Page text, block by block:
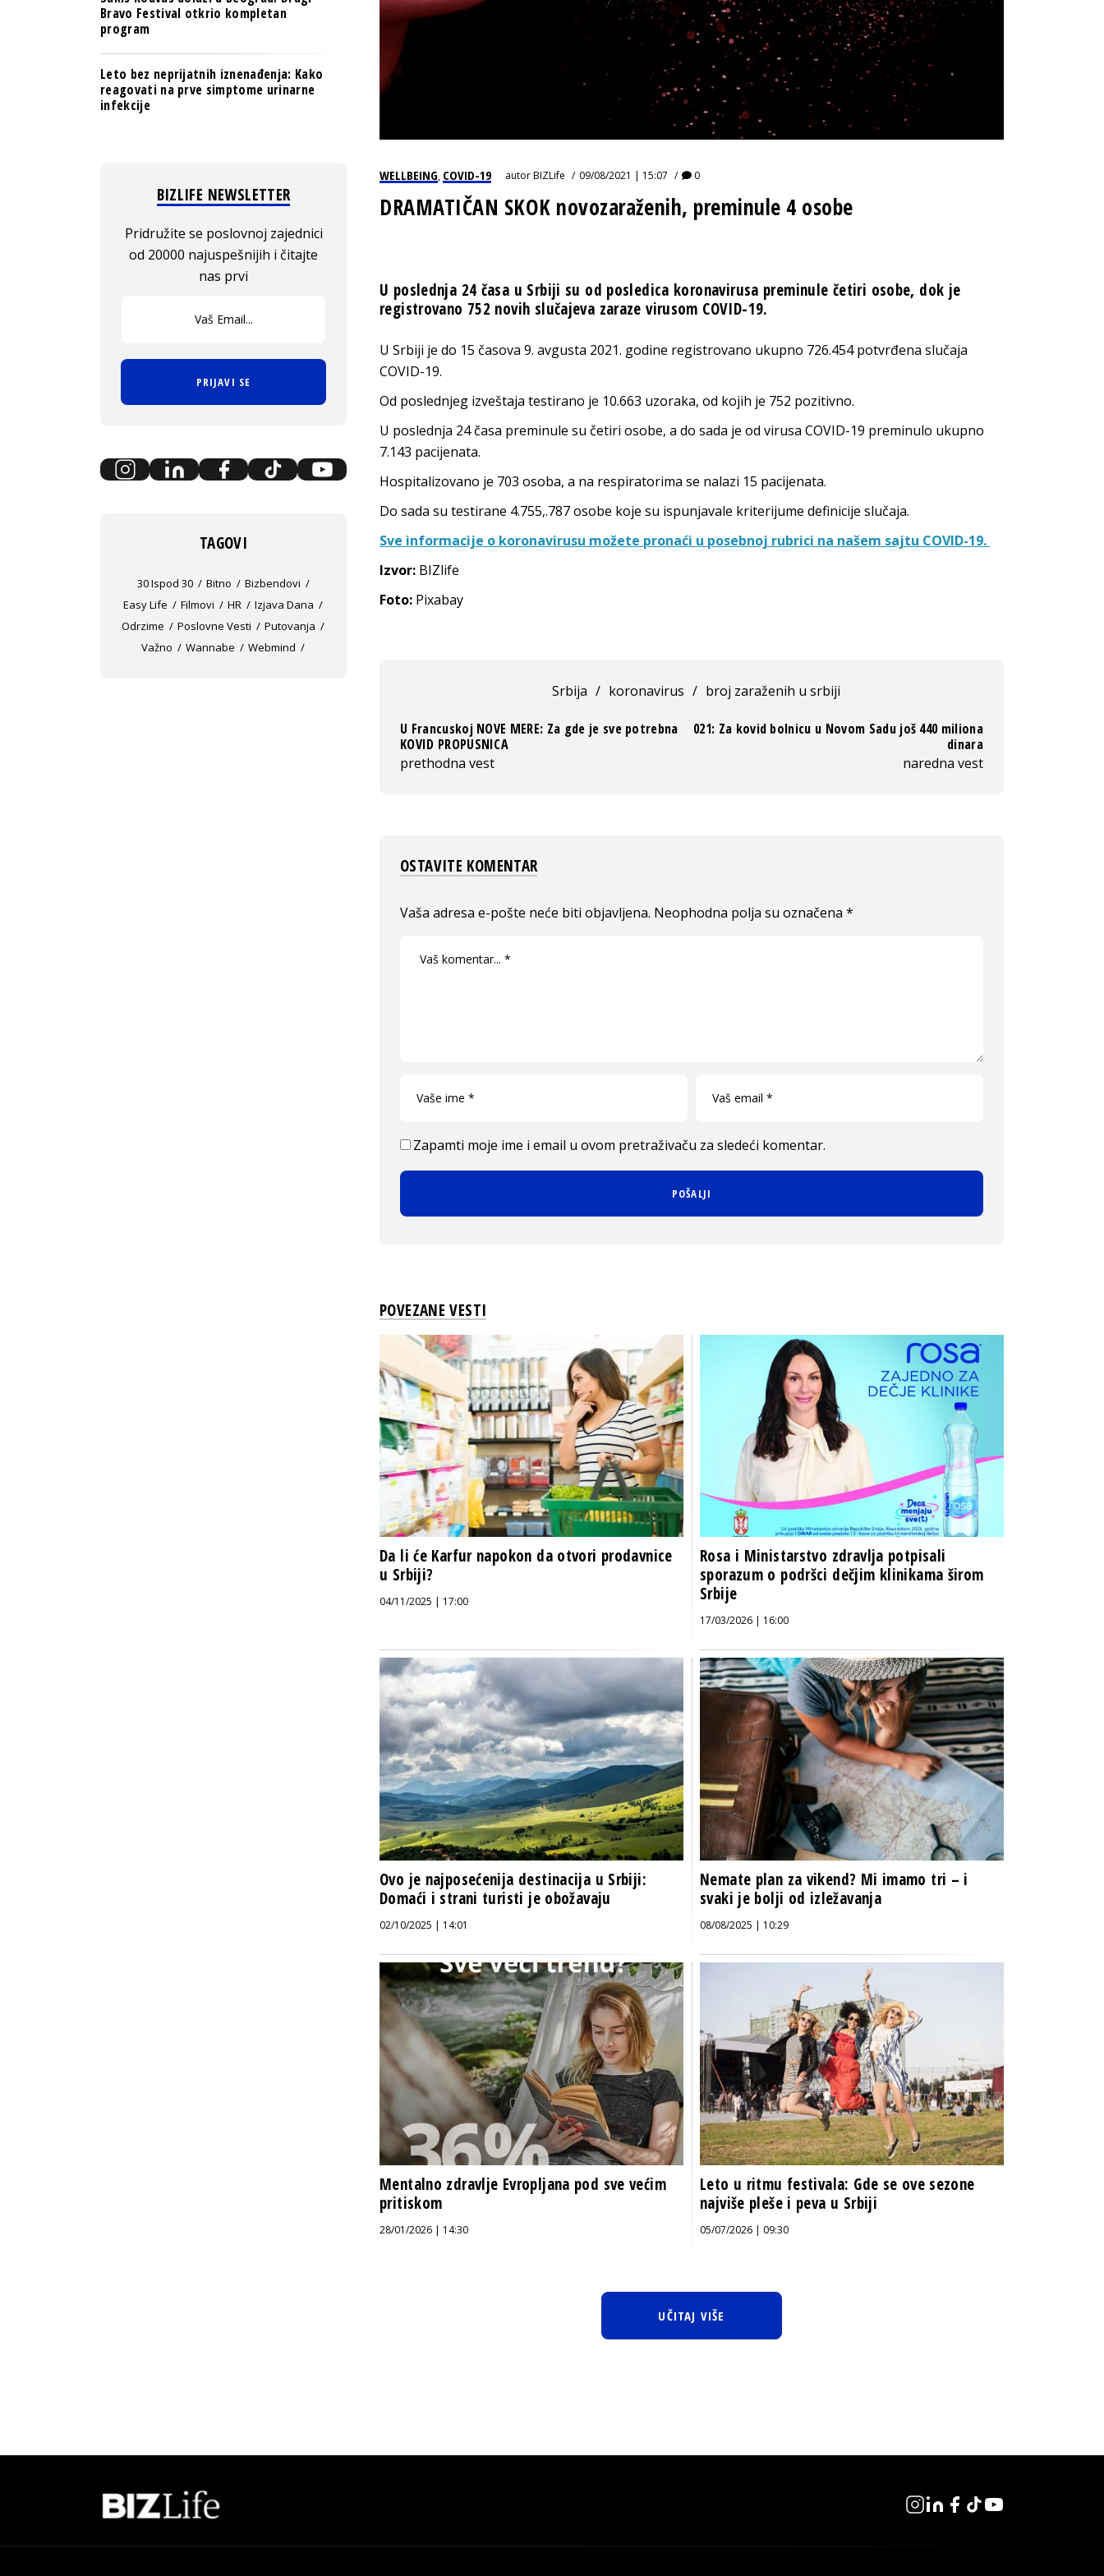
WELLBEING, COVID-19 autorBIZLife 09/08/2021 | 15:07 0
DRAMATIČAN SKOK novozaraženih, preminule 4 osobe
U poslednja 24 časa u Srbiji su od posledica koronavirusa preminule četiri osobe, dok je
registrovano 752 novih slučajeva zaraze virusom COVID-19.
U Srbiji je do 15 časova 9. avgusta 2021. godine registrovano ukupno 726.454‬ potvrđena slučaja
COVID-19.
Od poslednjeg izveštaja testirano je 10.663 uzoraka, od kojih je 752 pozitivno.
U poslednja 24 časa preminule su četiri osobe, a do sada je od virusa COVID-19 preminulo ukupno
7.143‬ pacijenata.
Hospitalizovano je 703 osoba, a na respiratorima se nalazi 15 pacijenata.
Do sada su testirane 4.755,.787‬ osobe koje su ispunjavale kriterijume definicije slučaja.
Sve informacije o koronavirusu možete pronaći u posebnoj rubrici na našem sajtu COVID-19.
Izvor: BIZlife
Foto: Pixabay
Srbija / koronavirus / broj zaraženih u srbiji
U Francuskoj NOVE MERE: Za gde je sve potrebna
KOVID PROPUSNICA
prethodna vest
021: Za kovid bolnicu u Novom Sadu još 440 miliona
dinara
naredna vest
OSTAVITE KOMENTAR
Vaša adresa e-pošte neće biti objavljena. Neophodna polja su označena *
Zapamti moje ime i email u ovom pretraživaču za sledeći komentar.
POVEZANE VESTI
Da li će Karfur napokon da otvori prodavnice
u Srbiji?
04/11/2025 | 17:00
Rosa i Ministarstvo zdravlja potpisali
sporazum o podršci dečjim klinikama širom
Srbije
17/03/2026 | 16:00
Ovo je najposećenija destinacija u Srbiji:
Domaći i strani turisti je obožavaju
02/10/2025 | 14:01
Nemate plan za vikend? Mi imamo tri – i
svaki je bolji od izležavanja
08/08/2025 | 10:29
Mentalno zdravlje Evropljana pod sve većim
pritiskom
28/01/2026 | 14:30
Leto u ritmu festivala: Gde se ove sezone
najviše pleše i peva u Srbiji
05/07/2026 | 09:30
UČITAJ VIŠE
Bravo Festival otkrio kompletan
program
Leto bez neprijatnih iznenađenja: Kako
reagovati na prve simptome urinarne
infekcije
BIZLIFE NEWSLETTER
Pridružite se poslovnoj zajednici
od 20000 najuspešnijih i čitajte
nas prvi
PRIJAVI SE
TAGOVI
30 Ispod 30 Bitno
Bizbendovi
Easy Life
Filmovi HR
Izjava Dana
Odrzime
Poslovne Vesti
Putovanja
Važno
Wannabe Webmind